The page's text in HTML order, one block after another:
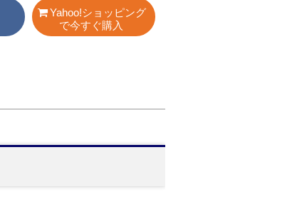
Yahoo!ショッピング
で今すぐ購入